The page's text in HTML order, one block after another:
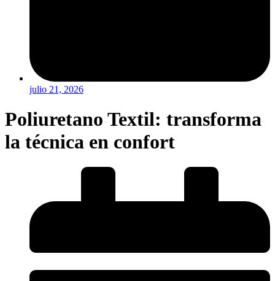
julio 21, 2026
Poliuretano Textil: transforma
la técnica en confort